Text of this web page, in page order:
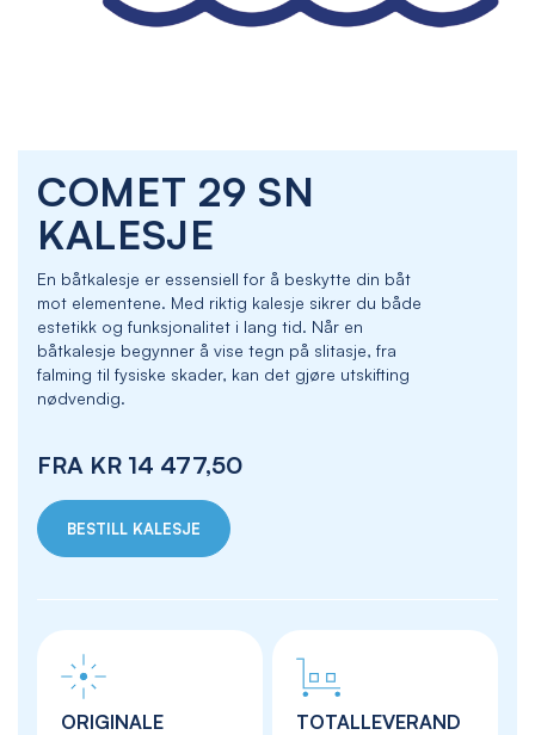
COMET 29 SN
KALESJE
En båtkalesje er essensiell for å beskytte din båt
mot elementene. Med riktig kalesje sikrer du både
estetikk og funksjonalitet i lang tid. Når en
båtkalesje begynner å vise tegn på slitasje, fra
falming til fysiske skader, kan det gjøre utskifting
nødvendig.
FRA KR 14 477,50
BESTILL KALESJE
ORIGINALE
TOTALLEVERAND
the
beginning
the
images
gallery